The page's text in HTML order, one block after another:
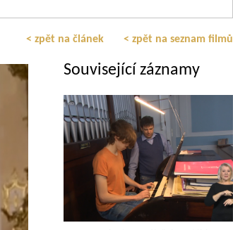
< zpět na článek < zpět na seznam filmů
Související záznamy